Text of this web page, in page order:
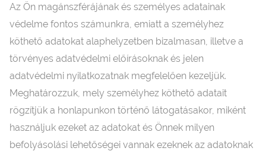
Az Ön magánszférájának és személyes adatainak
védelme fontos számunkra, emiatt a személyhez
köthető adatokat alaphelyzetben bizalmasan, illetve a
törvényes adatvédelmi előírásoknak és jelen
adatvédelmi nyilatkozatnak megfelelően kezeljük.
Meghatározzuk, mely személyhez köthető adatait
rögzítjük a honlapunkon történő látogatásakor, miként
használjuk ezeket az adatokat és Önnek milyen
befolyásolási lehetőségei vannak ezeknek az adatoknak